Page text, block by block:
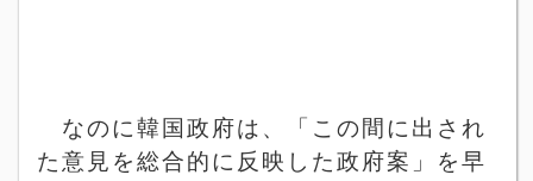
なのに韓国政府は、「この間に出され
た意見を総合的に反映した政府案」を早